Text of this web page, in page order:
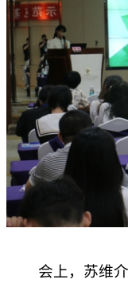
会上，苏维介